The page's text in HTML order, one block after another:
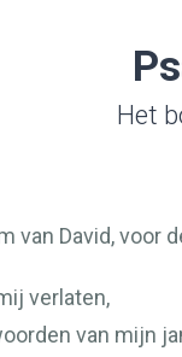
Het
van David, voor
verlaten,
van mijn